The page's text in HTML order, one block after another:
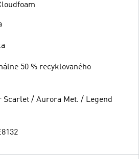
50 % recyklovaného
Scarlet / Aurora Met. / Legend